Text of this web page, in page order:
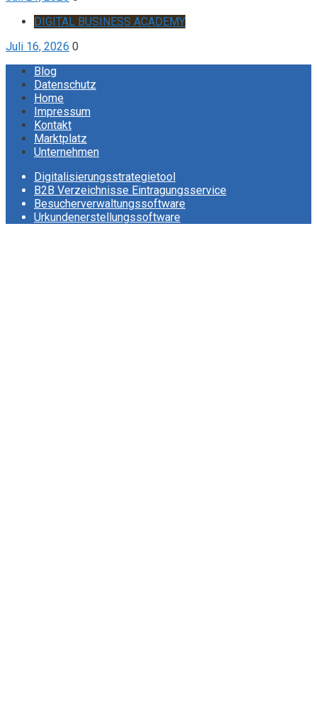
DIGITAL BUSINESS ACADEMY
Juli 16, 2026 0
Blog
Datenschutz
Home
Impressum
Kontakt
Marktplatz
Unternehmen
Digitalisierungsstrategietool
B2B Verzeichnisse Eintragungsservice
Besucherverwaltungssoftware
Urkundenerstellungssoftware